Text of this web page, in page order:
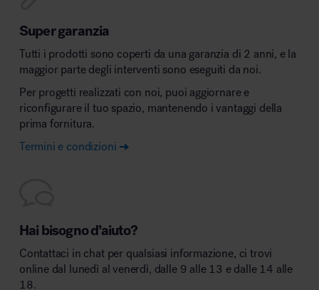
Super garanzia
Tutti i prodotti sono coperti da una garanzia di 2 anni, e la
maggior parte degli interventi sono eseguiti da noi.
Per progetti realizzati con noi, puoi aggiornare e
riconfigurare il tuo spazio, mantenendo i vantaggi della
prima fornitura.
Termini e condizioni
Hai bisogno d’aiuto?
Contattaci in chat per qualsiasi informazione, ci trovi
online dal lunedì al venerdì, dalle 9 alle 13 e dalle 14 alle
18.